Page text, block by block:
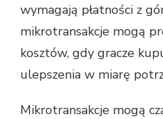
wymagają płatności z
mikrotransakcje mogą
kosztów, gdy gracze
ulepszenia w miarę
Mikrotransakcje mogą